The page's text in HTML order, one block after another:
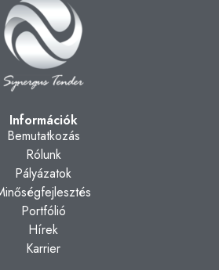
Információk
Bemutatkozás
Rólunk
Pályázatok
Portfólió
Hírek
Karrier